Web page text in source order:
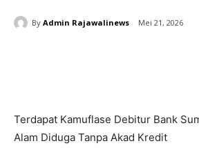
By Admin Rajawalinews Mei 21, 2026
Terdapat Kamuflase Debitur Bank
Alam Diduga Tanpa Akad Kredit